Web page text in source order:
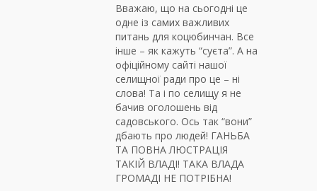
Вважаю, що на сьогодні це
одне із самих важливих
питань для коцюбинчан. Все
інше – як кажуть “суєта”. А на
офіційному сайті нашої
селищної ради про це – ні
слова! Та і по селищу я не
бачив оголошень від
садовського. Ось так “вони”
дбають про людей! ГАНЬБА
ТА ПОВНА ЛЮСТРАЦІЯ
ТАКІЙ ВЛАДІ! ТАКА ВЛАДА
ГРОМАДІ НЕ ПОТРІБНА!